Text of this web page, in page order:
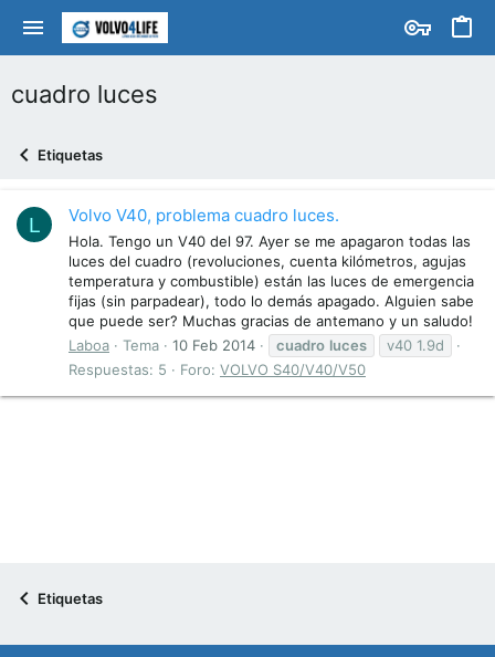
cuadro luces
Etiquetas
L Volvo V40, problema cuadro luces.
Hola. Tengo un V40 del 97. Ayer se me apagaron todas las
luces del cuadro (revoluciones, cuenta kilómetros, agujas
temperatura y combustible) están las luces de emergencia
fijas (sin parpadear), todo lo demás apagado. Alguien sabe
que puede ser? Muchas gracias de antemano y un saludo!
Laboa
Tema 10 Feb 2014 cuadro luces
v40 1.9d
Respuestas: 5
Foro: VOLVO S40/V40/V50
Etiquetas